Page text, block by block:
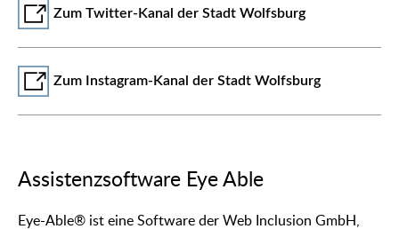
Zum Twitter-Kanal der Stadt Wolfsburg
Zum Instagram-Kanal der Stadt Wolfsburg
Assistenzsoftware Eye Able
Eye-Able® ist eine Software der Web Inclusion GmbH,